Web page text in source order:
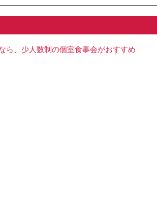
ら、少人数制の個室食事会がおすすめ